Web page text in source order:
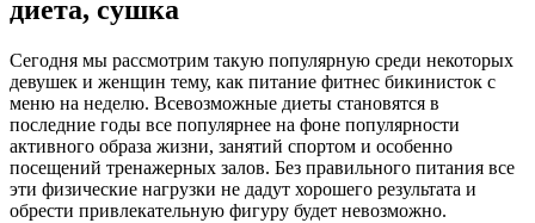
диета, сушка
Сегодня мы рассмотрим такую популярную среди некоторых
девушек и женщин тему, как питание фитнес бикинисток с
меню на неделю. Всевозможные диеты становятся в
последние годы все популярнее на фоне популярности
активного образа жизни, занятий спортом и особенно
посещений тренажерных залов. Без правильного питания все
эти физические нагрузки не дадут хорошего результата и
обрести привлекательную фигуру будет невозможно.